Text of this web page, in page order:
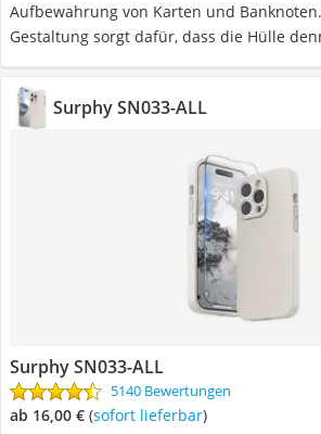
Aufbewahrung von Karten und
Gestaltung sorgt dafür, dass die Hülle
Surphy SN033-ALL
Surphy SN033-ALL
5140 Bewertungen
ab 16,00 € ( Sofort lieferbar)